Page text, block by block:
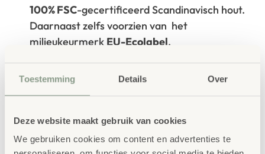
Toestemming Details Over
Deze website maakt gebruik van cookies
We gebruiken cookies om content en advertenties te
100% FSC-gecertificeerd Scandinavisch hout.
Daarnaast zelfs voorzien van het
milieukeurmerk EU-Ecolabel.
Extra informatie
SKU 3909